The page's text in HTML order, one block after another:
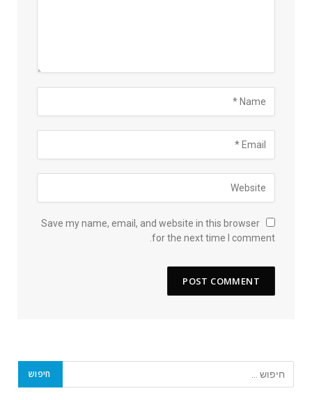
Save my name, email, and website in this browser
for the next time I comment.